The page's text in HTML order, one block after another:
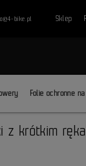
bike.pl Sklep
Folie ochronne
z krótkim